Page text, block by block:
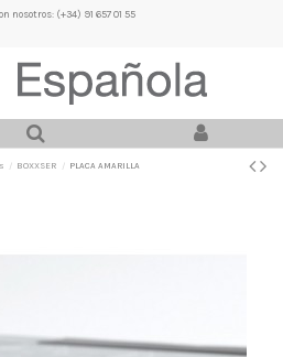
nosotros: (+34) 91 657 01 55
BOXXSER PLACA AMARILLA